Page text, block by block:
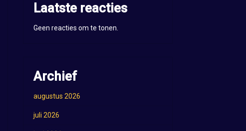
Laatste reacties
Geen reacties om te tonen.
Archief
augustus 2026
juli 2026